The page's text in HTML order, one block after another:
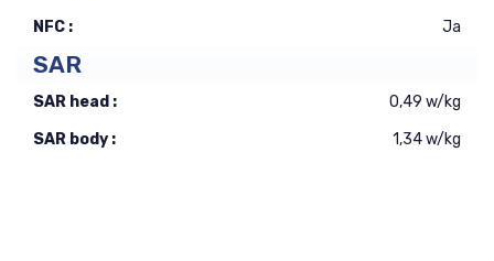
NFC :
Ja
SAR
SAR head :
0,49 w/kg
SAR body :
1,34 w/kg